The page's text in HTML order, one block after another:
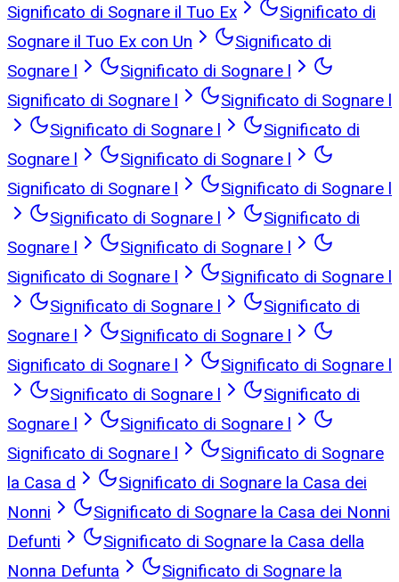
Significato di Sognare il Tuo Ex
Significato di
Sognare il Tuo Ex con Un
Significato di
Sognare l
Significato di Sognare l
Significato di Sognare l
Significato di Sognare l
Significato di Sognare l
Significato di
Sognare l
Significato di Sognare l
Significato di Sognare l
Significato di Sognare l
Significato di Sognare l
Significato di
Sognare l
Significato di Sognare l
Significato di Sognare l
Significato di Sognare l
Significato di Sognare l
Significato di
Sognare l
Significato di Sognare l
Significato di Sognare l
Significato di Sognare l
Significato di Sognare l
Significato di
Sognare l
Significato di Sognare l
Significato di Sognare l
Significato di Sognare
la Casa d
Significato di Sognare la Casa dei
Nonni
Significato di Sognare la Casa dei Nonni
Defunti
Significato di Sognare la Casa della
Nonna Defunta
Significato di Sognare la